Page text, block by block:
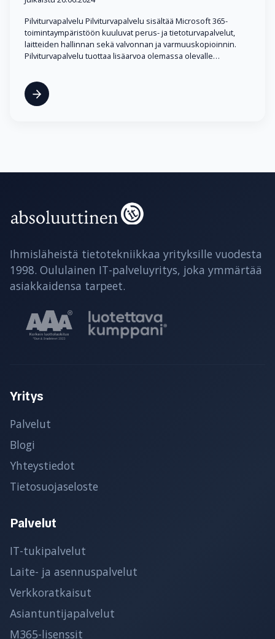
Pilviturvapalvelu Pilviturvapalvelu sisältää Microsoft 365-
toimintaympäristöön kuuluvat perus- ja tietoturvapalvelut,
laitteiden hallinnan sekä valvonnan ja varmuuskopioinnin.
Pilviturvapalvelu tuottaa lisäarvoa olemassa olevalle…
Ihmisläheistä tietotekniikkaa yrityksille vuodesta
1998. Oululainen IT-palveluyritys, joka ymmärtää
asiakkaidensa tarpeet.
Yritys
Palvelut
Blogi
Yhteystiedot
Tietosuojaseloste
Palvelut
IT-tukipalvelut
Laite- ja asennuspalvelut
Verkkoratkaisut
Asiantuntijapalvelut
M365-lisenssit